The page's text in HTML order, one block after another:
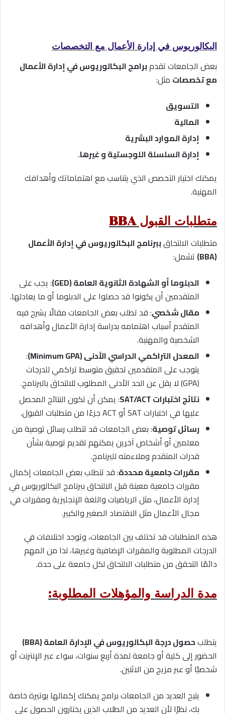
البكالوريوس في إدارة الأعمال مع التخصصات
بعض الجامعات تقدمبرامج البكالوريوس في إدارة الأعمال
مع تخصصات مثل:
التسويق
المالية
إدارة الموارد البشرية
إدارة السلسلة اللوجستية و غيرها.
يمكنك اختيار التخصص الذي يتناسب مع اهتماماتك وأهدافك
المهنية.
متطلبات القبول BBA
متطلبات الالتحاقببرنامج البكالوريوس في إدارة الأعمال
(BBA)
تشمل:
الدبلوما أو الشهادة الثانوية العامة (GED)
: يجب على
المتقدمين أن يكونوا قد حصلوا على الدبلوما أو ما يعادلها.
مقال شخصي: قد تطلب بعض الجامعات مقالًا يشرح فيه
المتقدم أسباب اهتمامه بدراسة إدارة الأعمال وأهدافه
الشخصية والمهنية.
المعدل التراكمي الدراسي الأدنى (Minimum GPA)
:
يتوجب على المتقدمين تحقيق متوسط تراكمي للدرجات
(GPA) لا يقل عن الحد الأدنى المطلوب للالتحاق بالبرنامج.
نتائج اختبارات SAT/ACT
: يمكن أن تكون النتائج المحصل
عليها في اختبارات SAT أو ACT جزءًا من متطلبات القبول.
رسائل توصية: بعض الجامعات قد تتطلب رسائل توصية من
معلمين أو أشخاص آخرين يمكنهم تقديم توصية بشأن
قدرات المتقدم وملاءمته للبرنامج.
مقررات جامعية محددة: قد تتطلب بعض الجامعات إكمال
مقررات جامعية معينة قبل الالتحاق ببرنامج البكالوريوس في
إدارة الأعمال، مثل الرياضيات واللغة الإنجليزية ومقررات في
مجال الأعمال مثل الاقتصاد الصغير والكبير.
هذه المتطلبات قد تختلف بين الجامعات، وتوجد اختلافات في
الدرجات المطلوبة والمقررات الإضافية وغيرها، لذا من المهم
دائمًا التحقق من متطلبات الالتحاق لكل جامعة على حدة.
مدة الدراسة والمؤهلات المطلوبة:
يتطلبحصول درجة البكالوريوس في الإدارة العامة (BBA)
الحضور إلى كلية أو جامعة لمدة أربع سنوات، سواء عبر الإنترنت أو
شخصيًا أو عبر مزيج من الاثنين.
يتيح العديد من الجامعات برامج يمكنك إكمالها بوتيرة خاصة
بك، نظرًا لأن العديد من الطلاب الذين يختارون الحصول على